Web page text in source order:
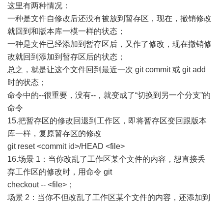
这里有两种情况：
一种是文件自修改后还没有被放到暂存区，现在，撤销修改
就回到和版本库一模一样的状态；
一种是文件已经添加到暂存区后，又作了修改，现在撤销修
改就回到添加到暂存区后的状态；
总之，就是让这个文件回到最近一次 git commit 或 git add
时的状态；
命令中的--很重要，没有--，就变成了“切换到另一个分支”的
命令
15.把暂存区的修改回退到工作区，即将暂存区变回跟版本
库一样，复原暂存区的修改
git reset <commit id>/HEAD <file>
16.场景 1：当你改乱了工作区某个文件的内容，想直接丢
弃工作区的修改时，用命令 git
checkout -- <file>；
场景 2：当你不但改乱了工作区某个文件的内容，还添加到